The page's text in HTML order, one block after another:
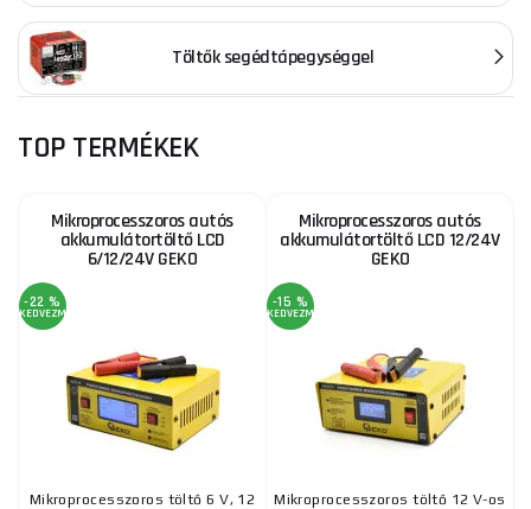
Töltők segédtápegységgel
TOP TERMÉKEK
Mikroprocesszoros autós
akkumulátortöltő LCD
6/12/24V GEKO
-22 %
KEDVEZMÉNY
Mikroprocesszoros töltő 6 V, 12
Mikroprocesszoros autós
akkumulátortöltő LCD 12/24V
GEKO
-15 %
KEDVEZMÉNY
Mikroprocesszoros töltő 12 V-os